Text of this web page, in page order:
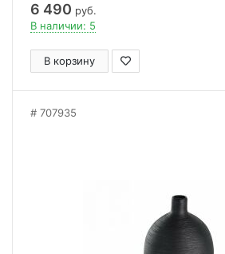
6 490 руб.
В наличии: 5
В корзину
707935